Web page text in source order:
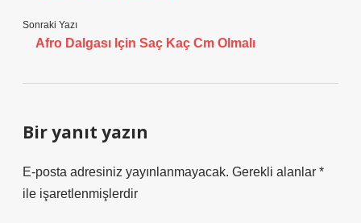
Sonraki Yazı
Afro Dalgası Için Saç Kaç Cm Olmalı
Bir yanıt yazın
E-posta adresiniz yayınlanmayacak. Gerekli alanlar *
ile işaretlenmişlerdir